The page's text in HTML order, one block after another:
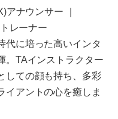
アナウンサー ｜
レーナー
代に培った高いインタ
。TAインストラクター
しての顔も持ち、多彩
イアントの心を癒しま